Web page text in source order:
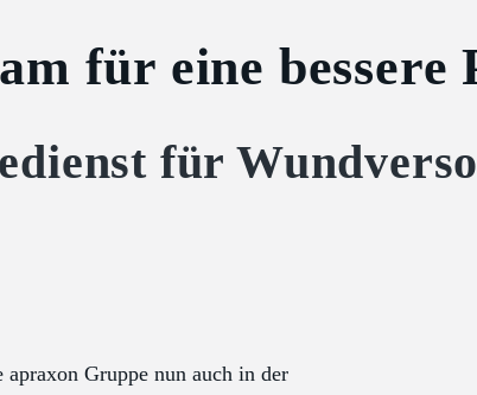
für eine
für
Gruppe nun auch in der